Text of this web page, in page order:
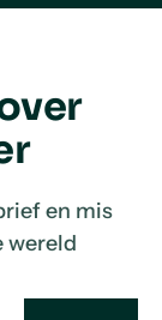
en mis
wereld